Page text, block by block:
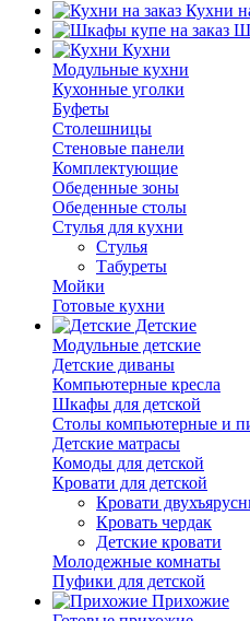
Кухни
Кухни
Модульные кухни
Кухонные уголки
Буфеты
Столешницы
Стеновые панели
Комплектующие
Обеденные зоны
Обеденные столы
Стулья для кухни
Cтулья
Табуреты
Мойки
Готовые кухни
Детские
Модульные детские
Детские диваны
Компьютерные кресла
Шкафы для детской
Столы компьютерные и
Детские матрасы
Комоды для детской
Кровати для детской
Кровати
Кровать чердак
Детские кровати
Молодежные комнаты
Пуфики для детской
Прихожие